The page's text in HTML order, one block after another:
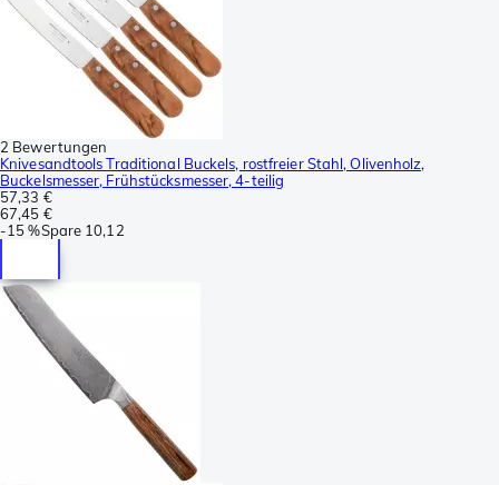
2 Bewertungen
Knivesandtools Traditional Buckels, rostfreier Stahl, Olivenholz,
Buckelsmesser, Frühstücksmesser, 4-teilig
57,33 €
67,45 €
-15 %Spare 10,12